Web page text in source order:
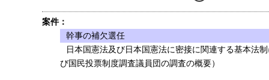
案件：
幹事の補欠選任
日本国憲法及び日本国憲法に密接に関連する基本法
び国民投票制度調査議員団の調査の概要）